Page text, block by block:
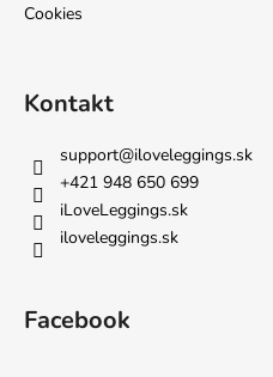
Cookies
Kontakt
support@iloveleggings.sk
+421 948 650 699
iLoveLeggings.sk
iloveleggings.sk
Facebook